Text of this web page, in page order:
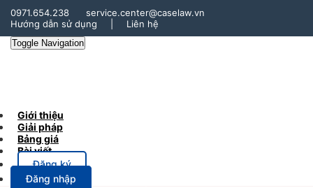
0971.654.238
service.center@caselaw.vn
Hướng dẫn sử dụng
Liên hệ
Toggle Navigation
Giới thiệu
Giải pháp
Bảng giá
Bài viết
Đăng ký
Đăng nhập